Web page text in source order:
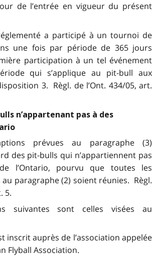
de l’entrée en vigueur du présent
a participé à un tournoi de
une fois par période de 365 jours
participation à un tel événement
qui s’applique au pit-bull aux
3. Règl. de l’Ont. 434/05, art.
n’appartenant pas à des
prévues au paragraphe (3)
des pit-bulls qui n’appartiennent pas
l’Ontario, pourvu que toutes les
paragraphe (2) soient réunies. Règl.
5.
suivantes sont celles visées au
inscrit auprès de l’association appelée
Flyball Association.